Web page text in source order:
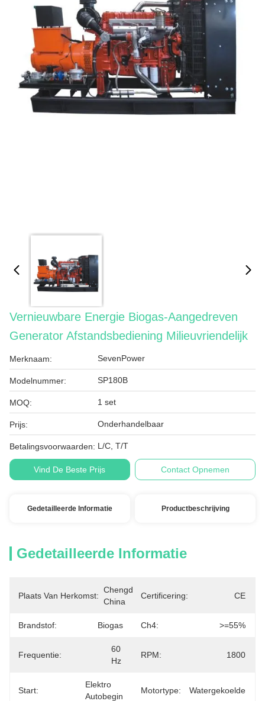
Vernieuwbare Energie Biogas-Aangedreven
Generator Afstandsbediening Milieuvriendelijk
Merknaam: SevenPower
Modelnummer: SP180B
MOQ: 1 set
Prijs: Onderhandelbaar
Betalingsvoorwaarden: L/C, T/T
Vind De Beste Prijs Contact Opnemen
Gedetailleerde Informatie Productbeschrijving
Gedetailleerde Informatie
Plaats Van Herkomst:
Chengdu,
China
Certificering: CE
Brandstof: Biogas Ch4: >=55%
Frequentie:
60
Hz
RPM: 1800
Start:
Elektro
Autobegin
Motortype: Watergekoelde